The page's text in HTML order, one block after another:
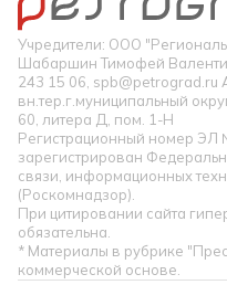
Учредители: ООО
Шабаршин Тимофей
243 15 06, spb@petrograd.ru
вн.тер.г.муниципальный
60, литера Д, пом. 1-Н
Регистрационный номер ЭЛ
зарегистрирован
связи, информационных
(Роскомнадзор).
При цитировании сайта
обязательна.
* Материалы в рубрике
коммерческой основе.